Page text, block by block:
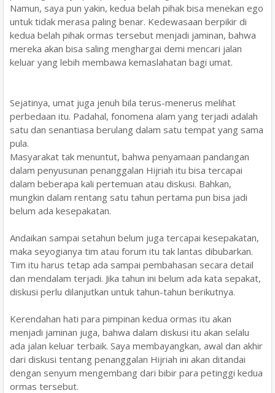
Namun, saya pun yakin, kedua belah pihak bisa menekan ego
untuk tidak merasa paling benar. Kedewasaan berpikir di
kedua belah pihak ormas tersebut menjadi jaminan, bahwa
mereka akan bisa saling menghargai demi mencari jalan
keluar yang lebih membawa kemaslahatan bagi umat.
Sejatinya, umat juga jenuh bila terus-menerus melihat
perbedaan itu. Padahal, fonomena alam yang terjadi adalah
satu dan senantiasa berulang dalam satu tempat yang sama
pula.
Masyarakat tak menuntut, bahwa penyamaan pandangan
dalam penyusunan penanggalan Hijriah itu bisa tercapai
dalam beberapa kali pertemuan atau diskusi. Bahkan,
mungkin dalam rentang satu tahun pertama pun bisa jadi
belum ada kesepakatan.
Andaikan sampai setahun belum juga tercapai kesepakatan,
maka seyogianya tim atau forum itu tak lantas dibubarkan.
Tim itu harus tetap ada sampai pembahasan secara detail
dan mendalam terjadi. Jika tahun ini belum ada kata sepakat,
diskusi perlu dilanjutkan untuk tahun-tahun berikutnya.
Kerendahan hati para pimpinan kedua ormas itu akan
menjadi jaminan juga, bahwa dalam diskusi itu akan selalu
ada jalan keluar terbaik. Saya membayangkan, awal dan akhir
dari diskusi tentang penanggalan Hijriah ini akan ditandai
dengan senyum mengembang dari bibir para petinggi kedua
ormas tersebut.